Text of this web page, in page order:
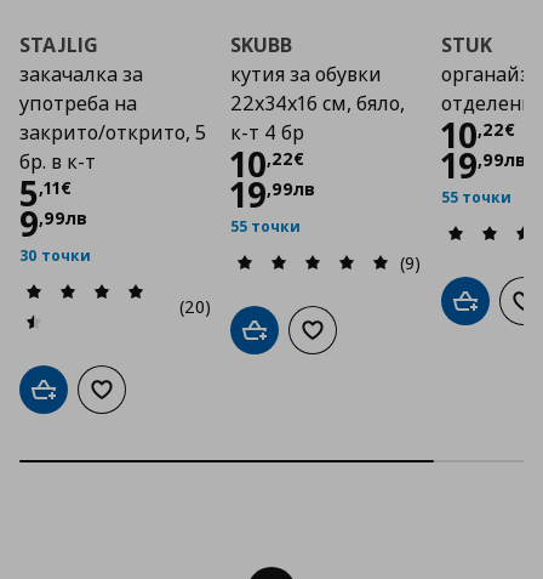
STAJLIG
закачалка за
употреба на
закрито/открито, 5
бр. в к-т
5,11€
Цена
9,99лв
30 точки
(20)
Добави в кошницата
Добави към списъка с любими
SKUBB
кутия за обувки
22x34x16 см, бяло,
к-т 4 бр
10,22€
Цена
19,99лв
55 точки
(9)
Добави в кошницата
Добави към списъка с
STUK
отделения
10,22€
Цена
19,99лв
55 точки
Добави